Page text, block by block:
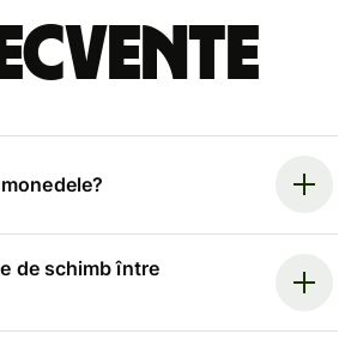
de schimb între